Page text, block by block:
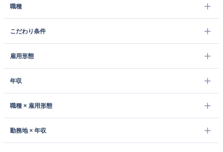
職種
こだわり条件
雇用形態
年収
職種 × 雇用形態
勤務地 × 年収